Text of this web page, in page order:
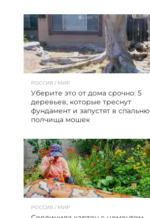
РОССИЯ / МИР
Уберите это от дома срочно: 5
деревьев, которые треснут
фундамент и запустят в спальню
полчища мошек
РОССИЯ / МИР